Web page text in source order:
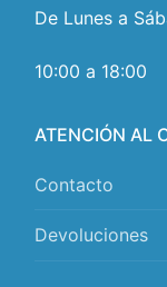
De Lunes a
10:00 a 18:00
ATENCIÓN AL
Contacto
Devoluciones